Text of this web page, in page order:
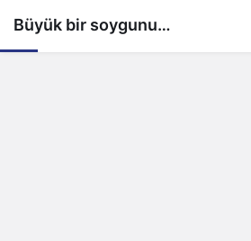
Büyük bir soygunu